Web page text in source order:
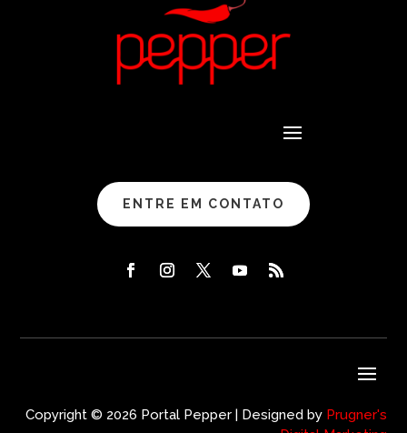
ENTRE EM CONTATO
Copyright © 2026 Portal Pepper | Designed by Prugner's